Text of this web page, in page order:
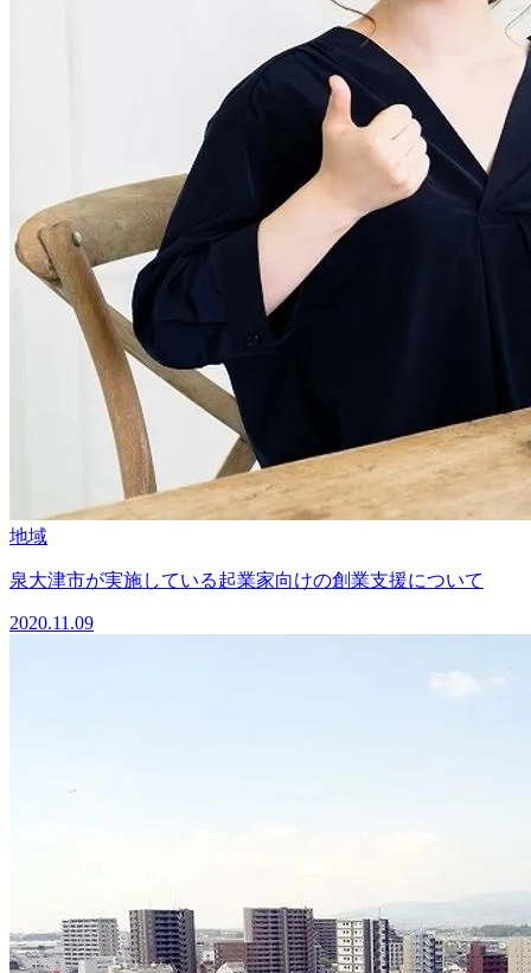
地域
泉大津市が実施している起業家向けの創業支援について
2020.11.09